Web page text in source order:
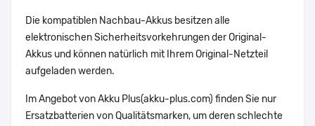
Die kompatiblen Nachbau-Akkus besitzen alle
elektronischen Sicherheitsvorkehrungen der Original-
Akkus und können natürlich mit Ihrem Original-Netzteil
aufgeladen werden.
Im Angebot von Akku Plus(akku-plus.com) finden Sie nur
Ersatzbatterien von Qualitätsmarken, um deren schlechte